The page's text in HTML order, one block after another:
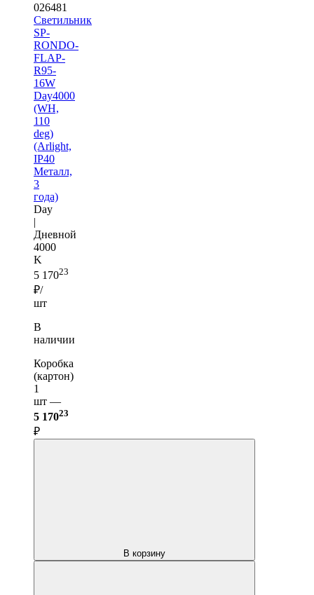
026481
Светильник
SP-
RONDO-
FLAP-
R95-
16W
Day4000
(WH,
110
deg)
(Arlight,
IP40
Металл,
3
года)
Day
|
Дневной
4000
K
5 17023
₽/
шт
В
наличии
Коробка
(картон)
1
шт —
5 17023
₽
В корзину